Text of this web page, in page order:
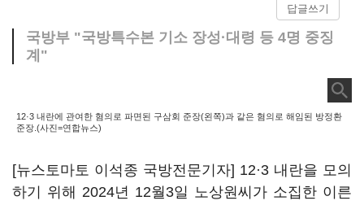
답글쓰기
국방부 "국방특수본 기소 장성·대령 등 4명 중징
계"
12·3 내란에 관여한 혐의로 파면된 구삼회 준장(왼쪽)과 같은 혐의로 해임된 방정환
준장.(사진=연합뉴스)
[뉴스토마토 이석종 국방전문기자] 12·3 내란을 모의
하기 위해 2024년 12월3일 노상원씨가 소집한 이른